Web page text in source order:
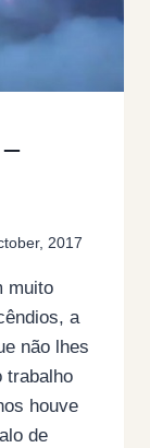
2017
muito
a
não lhes
trabalho
houve
de